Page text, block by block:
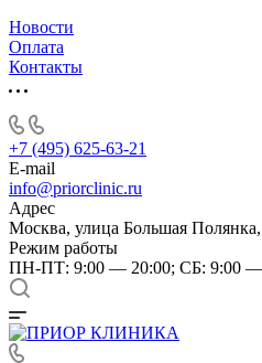
Новости
Оплата
Контакты
+7 (495) 625-63-21
E-mail
info@priorclinic.ru
Адрес
Москва, улица Большая Полянка,
Режим работы
ПН-ПТ: 9:00 — 20:00; СБ: 9:00